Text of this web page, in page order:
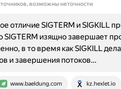
возможны неточности
www.baeldung.com kz.hexlet.io
отличие SIGTERM и SIGKILL
SIGTERM изящно завершает
в то время как SIGKILL
и завершения потоков…